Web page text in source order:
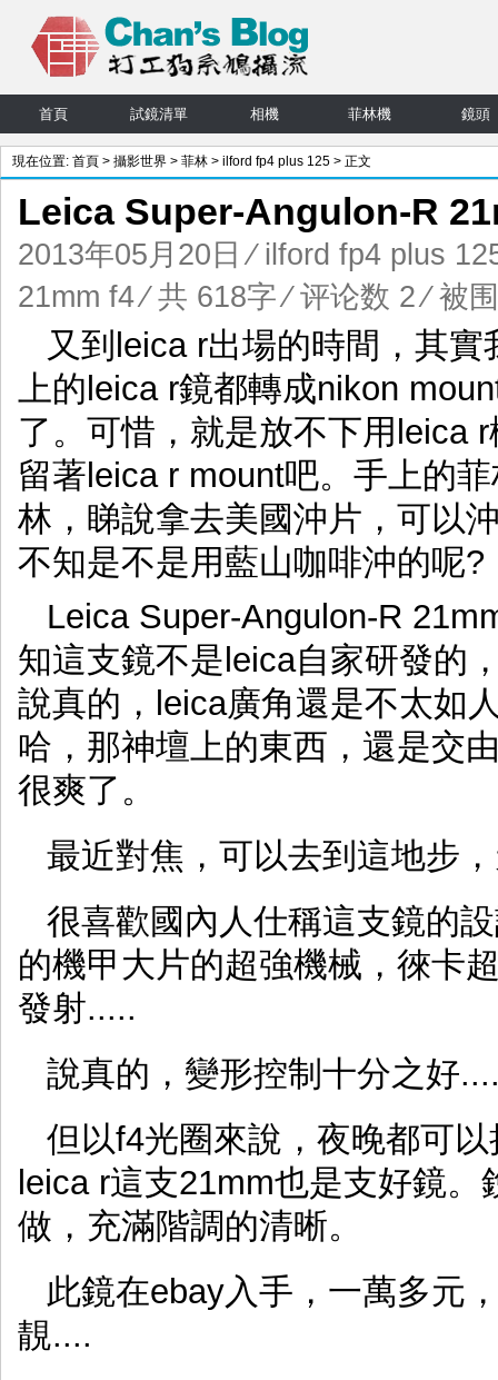
首頁 試鏡清單 相機 菲林機 鏡頭
現在位置: 首頁 > 攝影世界 > 菲林 > ilford fp4 plus 125 > 正文
Leica Super-Angulon-R
2013年05月20日 ⁄ ilford fp4 plus
21mm f4⁄ 共 618字⁄评论数 2⁄ 被
又到leica r出場的時間，其
上的leica r鏡都轉成nikon
了。可惜，就是放不下用leica
留著leica r mount吧。手上的
林，睇說拿去美國沖片，可以
不知是不是用藍山咖啡沖的呢?
Leica Super-Angulon-R
知這支鏡不是leica自家研發的
說真的，leica廣角還是不太如
哈，那神壇上的東西，還是交
很爽了。
最近對焦，可以去到這地步
很喜歡國內人仕稱這支鏡的
的機甲大片的超強機械，徠卡
發射.....
說真的，變形控制十分之好
但以f4光圈來說，夜晚都可
leica r這支21mm也是支好鏡
做，充滿階調的清晰。
此鏡在ebay入手，一萬多元
靚....